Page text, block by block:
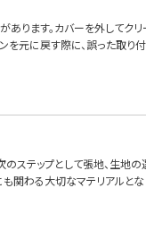
ります。カバーを外してク
を元に戻す際に、誤った取
ステップとして張地、生地の
わる大切なマテリアルとな